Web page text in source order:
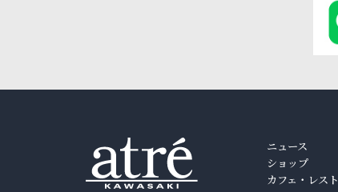
ニュース
ショップ
カフェ・レス